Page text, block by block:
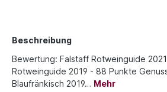
Beschreibung
Bewertung: Falstaff Rotweinguide
Rotweinguide 2019 - 88 Punkte
Blaufränkisch 2019… Mehr